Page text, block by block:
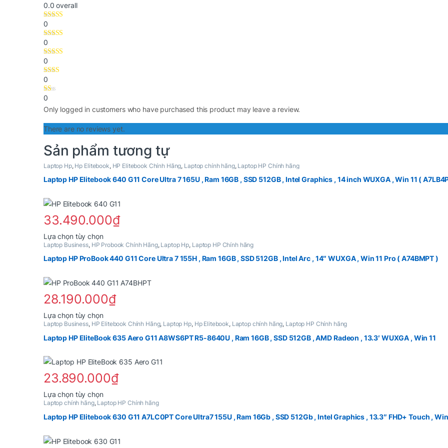
Các tính năng bổ sung hữu ích
Bàn phím và touchpad thoải mái:
HP ProBook 450 G10được trang bị bàn phím chiclet có đèn nền, giúp người dùng làm việc hiệu quả ngay cả
Các cổng kết nối phong phú:
Laptop hỗ trợ đầy đủ các cổng kết nối như USB-C, USB-A, HDMI, jack tai nghe 3.5mm, và khe đọc thẻ nhớ. Điều
dễ dàng kết nối với các thiết bị ngoại vi.
Kết nối không dây tiên tiến:
Thời lượng pin ấn tượng:
Viên pin 3 cell 45Wh giúp laptop hoạt động lên tới 8 giờ, phù hợp cho những người có nhu cầu di chuyển nhiều.
0.0 overall
0
0
0
0
0
Only logged in customers who have purchased this product may leave a review.
There are no reviews yet.
Sản phẩm tương tự
Laptop Hp, Hp Elitebook, HP Elitebook Chính Hãng, Laptop chính hãng, Laptop HP Chính hãng
Laptop HP Elitebook 640 G11 Core Ultra 7 165U , Ram 16GB , SSD 512GB , Intel Graphics , 14 inch WUXGA , Win 11 (
33.490.000₫
Lựa chọn tùy chọn
Sản phẩm này có nhiều biến thể. Các tùy chọn có thể được chọn trên trang sản phẩm
Laptop Business, HP Probook Chính Hãng, Laptop Hp, Laptop HP Chính hãng
Laptop HP ProBook 440 G11 Core Ultra 7 155H , Ram 16GB , SSD 512GB , Intel Arc , 14″ WUXGA , Win 11 Pro ( A74BMPT )
28.190.000₫
Lựa chọn tùy chọn
Sản phẩm này có nhiều biến thể. Các tùy chọn có thể được chọn trên trang sản phẩm
Laptop Business, HP Elitebook Chính Hãng, Laptop Hp, Hp Elitebook, Laptop chính hãng, Laptop HP Chính hãng
Laptop HP EliteBook 635 Aero G11 A8WS6PT R5-8640U , Ram 16GB , SSD 512GB , AMD Radeon , 13.3′ WUXGA , Win 11
23.890.000₫
Lựa chọn tùy chọn
Sản phẩm này có nhiều biến thể. Các tùy chọn có thể được chọn trên trang sản phẩm
Laptop chính hãng, Laptop HP Chính hãng
Laptop HP Elitebook 630 G11 A7LC0PT Core Ultra7 155U , Ram 16Gb , SSD 512Gb , Intel Graphics , 13.3″ FHD+ Touch ,